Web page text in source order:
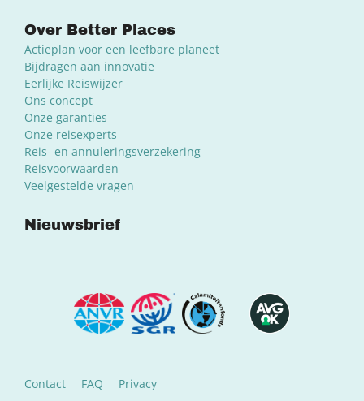
Over Better Places
Actieplan voor een leefbare planeet
Bijdragen aan innovatie
Eerlijke Reiswijzer
Ons concept
Onze garanties
Onze reisexperts
Reis- en annuleringsverzekering
Reisvoorwaarden
Veelgestelde vragen
Nieuwsbrief
Contact FAQ Privacy